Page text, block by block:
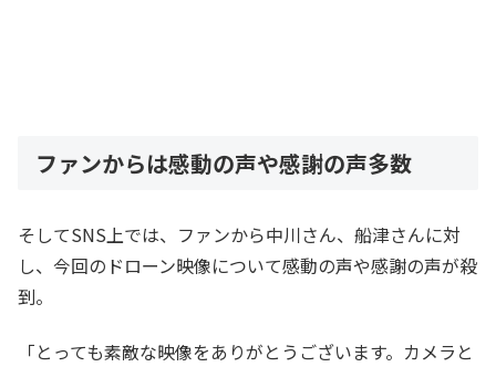
ファンからは感動の声や感謝の声多数
そしてSNS上では、ファンから中川さん、船津さんに対
し、今回のドローン映像について感動の声や感謝の声が殺
到。
「とっても素敵な映像をありがとうございます。カメラと